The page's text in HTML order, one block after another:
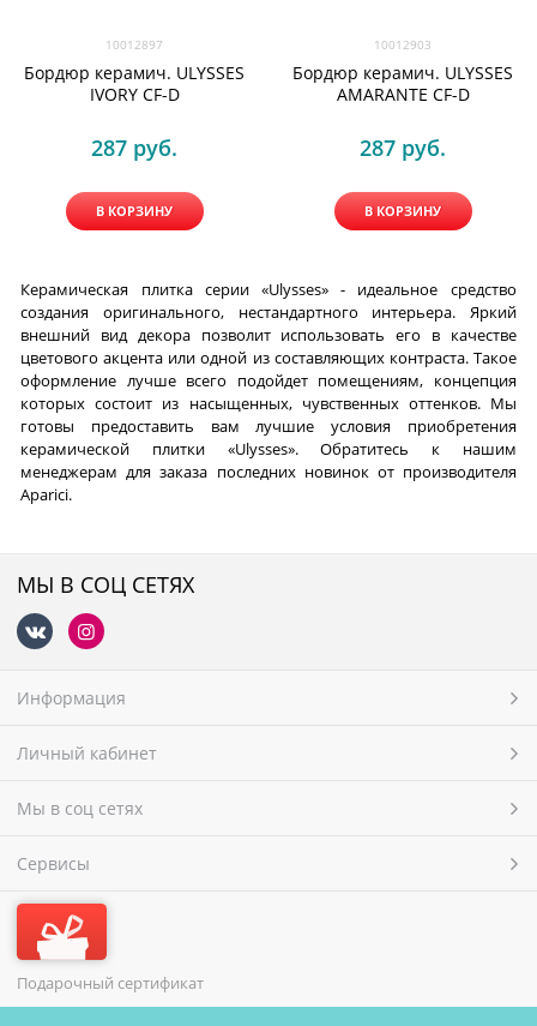
10012897
Бордюр керамич. ULYSSES
IVORY CF-D
287 руб.
В КОРЗИНУ
10012903
Бордюр керамич. ULYSSES
AMARANTE CF-D
287 руб.
В КОРЗИНУ
Керамическая плитка серии «Ulysses» - идеальное средство
создания оригинального, нестандартного интерьера. Яркий
внешний вид декора позволит использовать его в качестве
цветового акцента или одной из составляющих контраста. Такое
оформление лучше всего подойдет помещениям, концепция
которых состоит из насыщенных, чувственных оттенков. Мы
готовы предоставить вам лучшие условия приобретения
керамической плитки «Ulysses». Обратитесь к нашим
менеджерам для заказа последних новинок от производителя
Aparici.
МЫ В СОЦ СЕТЯХ
Информация
Личный кабинет
Мы в соц сетях
Сервисы
Подарочный сертификат